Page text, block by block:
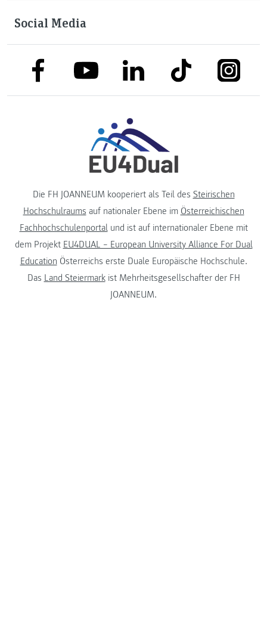
Social Media
link to facebooklink to youtubelink to linkedinlink to tiktok link to
Die FH JOANNEUM kooperiert als Teil des Steirischen
Hochschulraums auf nationaler Ebene im Österreichischen
Fachhochschulenportalund ist auf internationaler Ebene mit
dem Projekt EU4DUAL – European University Alliance For Dual
Education Österreichs erste Duale Europäische Hochschule.
Das Land Steiermarkist Mehrheitsgesellschafter der FH
JOANNEUM.